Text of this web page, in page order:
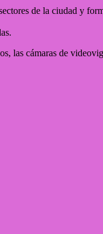
de la ciudad y
las cámaras de